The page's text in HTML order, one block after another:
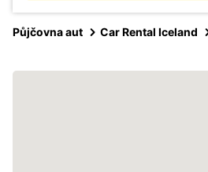
Půjčovna aut Car Rental Iceland